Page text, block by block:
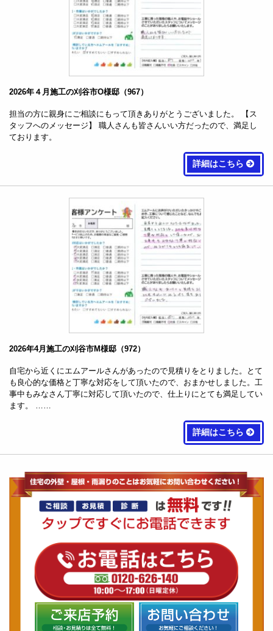
2026年４月施工の刈谷市O様邸（967）
担当の方に親身にご相談にもって頂きありがとうございました。 【ス
タッフへのメッセージ】 職人さんも皆さんいい方だったので、満足し
ております。
詳細はこちら
2026年4月施工の刈谷市M様邸（972）
自宅から近くにエムアールさんがあったので見積りをとりました。とて
も良心的な価格と丁寧な対応をして頂いたので、おまかせしました。工
事中もみなさん丁寧に対応して頂いたので、仕上りにとても満足してい
ます。 ……
詳細はこちら